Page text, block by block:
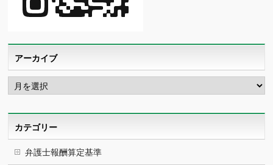
アーカイブ
ア
ー
カ
カテゴリー
弁護士報酬算定基準